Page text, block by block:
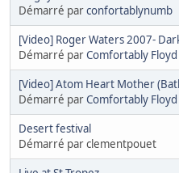
Démarré parconfortablynumb
[Video] Roger Waters 2007-
Démarré parComfortably Floyd
[Video] Atom Heart Mother
Démarré parComfortably Floyd
Desert festival
Démarré par clementpouet